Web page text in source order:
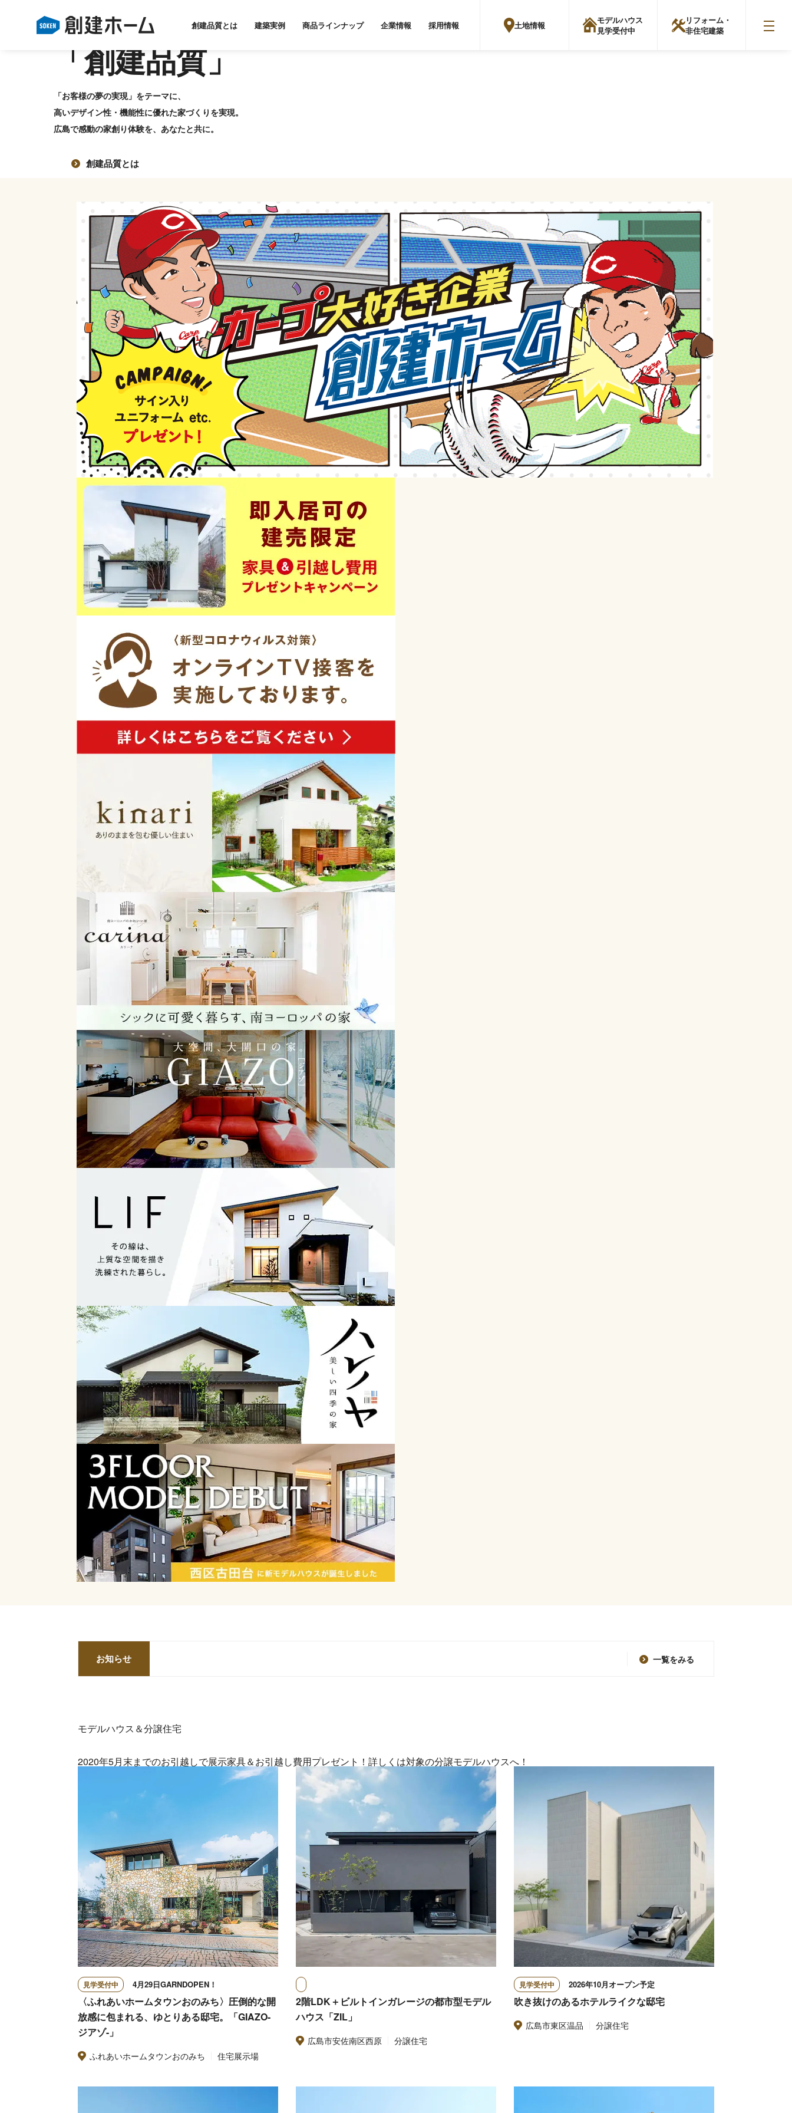
創建品質とは 建築実例 商品ラインナップ 企業情報 採用情報 土地情報
モデルハウス
見学受付中
リフォーム・
非住宅建築
感動の家づくり
「創建品質」
「お客様の夢の実現」をテーマに、
高いデザイン性・機能性に優れた家づくりを実現。
広島で感動の家創り体験を、あなたと共に。
創建品質とは
お知らせ 一覧をみる
モデルハウス＆分譲住宅
2020年5月末までのお引越しで展示家具＆お引越し費用プレゼント！詳しくは対象の分譲モデルハウスへ！
見学受付中 4月29日GARNDOPEN！
〈ふれあいホームタウンおのみち〉圧倒的な開
放感に包まれる、ゆとりある邸宅。「GIAZO-
ジアゾ-」
ふれあいホームタウンおのみち 住宅展示場
2階LDK＋ビルトインガレージの都市型モデル
ハウス「ZIL」
広島市安佐南区西原 分譲住宅
見学受付中 2026年10月オープン予定
吹き抜けのあるホテルライクな邸宅
広島市東区温品 分譲住宅